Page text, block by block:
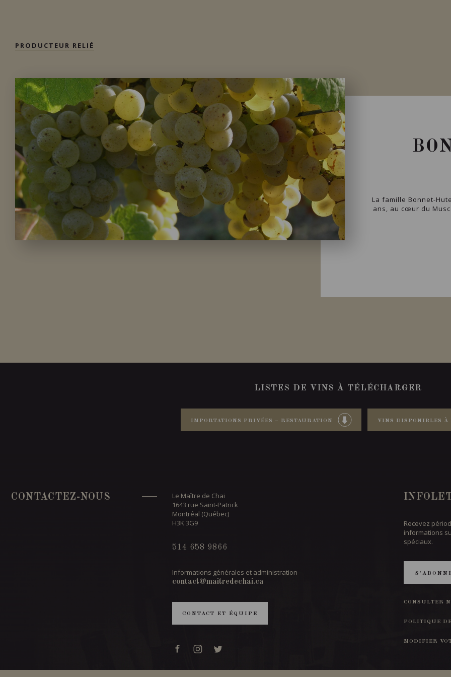
PRODUCTEUR RELIÉ
La famille Bonnet-
ans, au cœur du
LISTES DE VINS À TÉLÉCHARGER
IMPORTATIONS PRIVÉES – RESTAURATION VINS DISPONIBLES À
CONTACTEZ-NOUS
Le Maître de Chai
1643 rue Saint-Patrick
Montréal (Québec)
H3K 3G9
514 658 9866
Informations générales et administration
contact@maitredechai.ca
CONTACT ET ÉQUIPE
Recevez
informations
spéciaux.
CONSULTER
POLITIQUE
MODIFIER